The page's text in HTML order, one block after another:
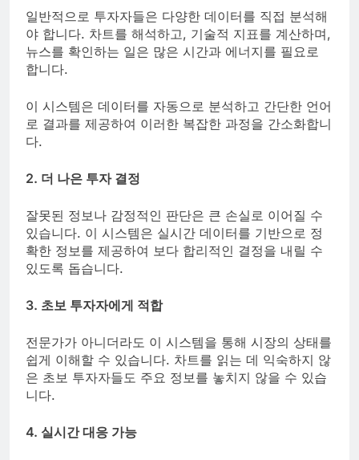
일반적으로 투자자들은 다양한 데이터를 직접 분석해
야 합니다. 차트를 해석하고, 기술적 지표를 계산하며,
뉴스를 확인하는 일은 많은 시간과 에너지를 필요로
합니다.
이 시스템은 데이터를 자동으로 분석하고 간단한 언어
로 결과를 제공하여 이러한 복잡한 과정을 간소화합니
다.
2. 더 나은 투자 결정
잘못된 정보나 감정적인 판단은 큰 손실로 이어질 수
있습니다. 이 시스템은 실시간 데이터를 기반으로 정
확한 정보를 제공하여 보다 합리적인 결정을 내릴 수
있도록 돕습니다.
3. 초보 투자자에게 적합
전문가가 아니더라도 이 시스템을 통해 시장의 상태를
쉽게 이해할 수 있습니다. 차트를 읽는 데 익숙하지 않
은 초보 투자자들도 주요 정보를 놓치지 않을 수 있습
니다.
4. 실시간 대응 가능